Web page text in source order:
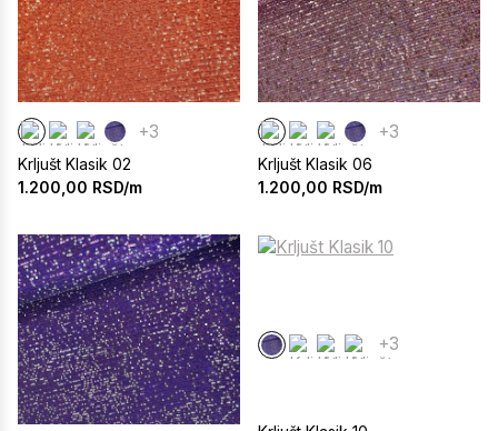
+3
Krljušt Klasik 02
1.200,00 RSD/m
+3
Krljušt Klasik 06
1.200,00 RSD/m
+3